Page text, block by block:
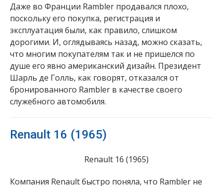
Даже во Франции Rambler продавался плохо,
поскольку его покупка, регистрация и
эксплуатация были, как правило, слишком
дорогими. И, оглядываясь назад, можно сказать,
что многим покупателям так и не пришелся по
душе его явно американский дизайн. Президент
Шарль де Голль, как говорят, отказался от
бронированного Rambler в качестве своего
служебного автомобиля.
Renault 16 (1965)
Renault 16 (1965)
Компания Renault быстро поняла, что Rambler не